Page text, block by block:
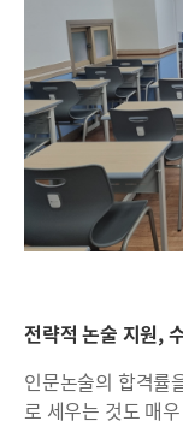
전략적 논술 지원,
인문논술의 합격률
로 세우는 것도 매